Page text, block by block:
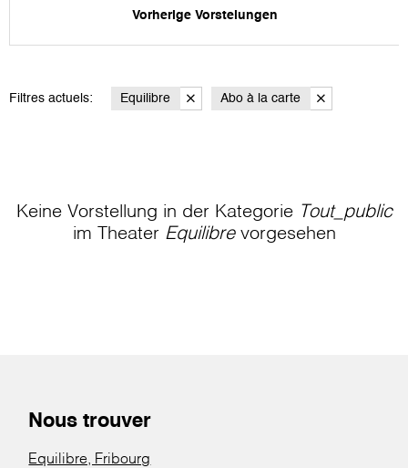
Vorherige Vorstelungen
Filtres actuels: Equilibre Abo à la carte
Keine Vorstellung in der Kategorie Tout_public
im Theater Equilibrevorgesehen
Nous trouver
Equilibre, Fribourg